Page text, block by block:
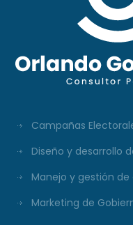
Campañas
Diseño y desarrollo
Manejo y gestión de
Marketing de